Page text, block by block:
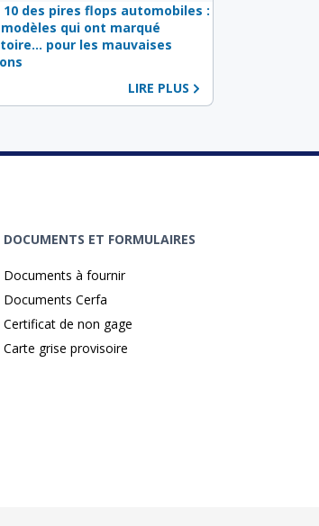
10 des pires flops automobiles :
qui ont marqué
pour les mauvaises
LIRE PLUS
DOCUMENTS ET FORMULAIRES
Documents à fournir
Documents Cerfa
Certificat de non gage
Carte grise provisoire